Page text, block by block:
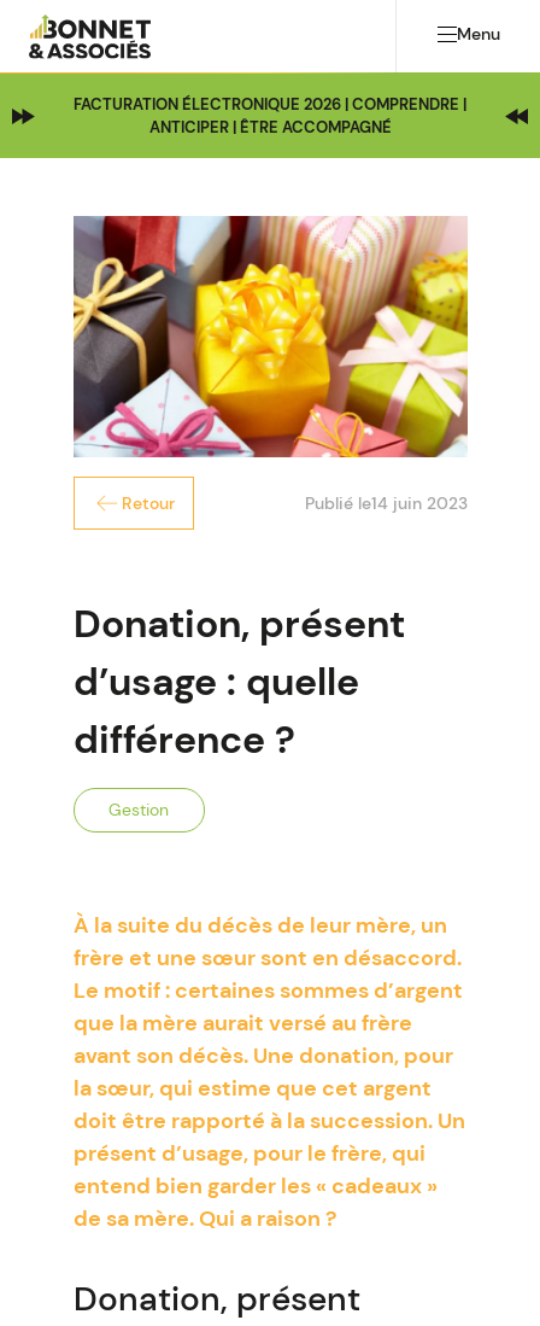
Menu
FACTURATION ÉLECTRONIQUE 2026 | COMPRENDRE |
ANTICIPER | ÊTRE ACCOMPAGNÉ
Retour Publié le14 juin 2023
Donation, présent
d’usage : quelle
différence ?
Gestion
À la suite du décès de leur mère, un
frère et une sœur sont en désaccord.
Le motif : certaines sommes d’argent
que la mère aurait versé au frère
avant son décès. Une donation, pour
la sœur, qui estime que cet argent
doit être rapporté à la succession. Un
présent d’usage, pour le frère, qui
entend bien garder les « cadeaux »
de sa mère. Qui a raison ?
Donation, présent